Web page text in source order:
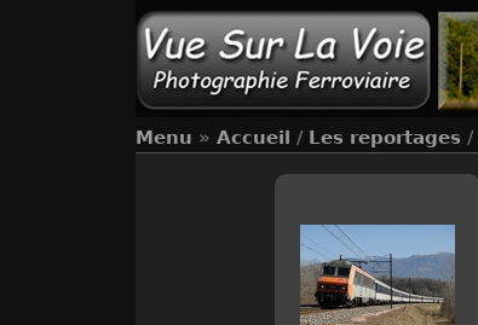
Menu » Accueil / Les reportages /